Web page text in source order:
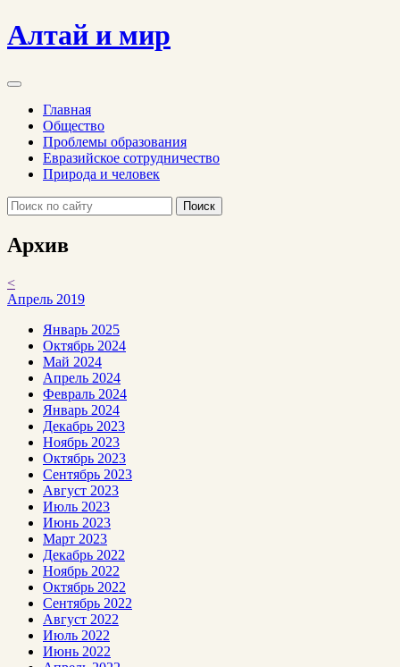
Алтай и мир
Главная
Общество
Проблемы образования
Евразийское сотрудничество
Природа и человек
Поиск
Архив
<
Апрель 2019
Январь 2025
Октябрь 2024
Май 2024
Апрель 2024
Февраль 2024
Январь 2024
Декабрь 2023
Ноябрь 2023
Октябрь 2023
Сентябрь 2023
Август 2023
Июль 2023
Июнь 2023
Март 2023
Декабрь 2022
Ноябрь 2022
Октябрь 2022
Сентябрь 2022
Август 2022
Июль 2022
Июнь 2022